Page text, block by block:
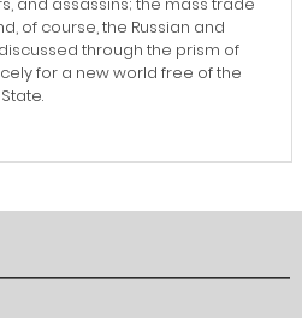
of course, the Russian and
through the prism of
for a new world free of the